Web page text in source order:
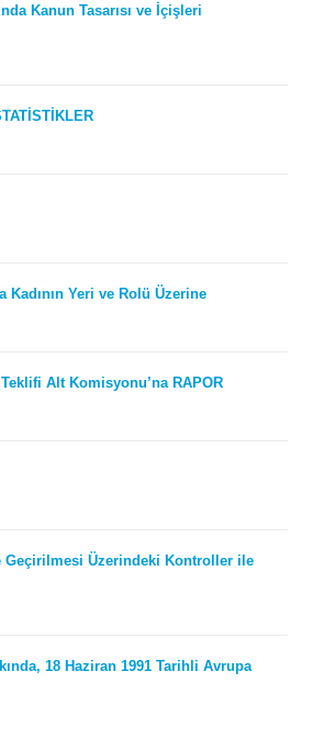
Kanun Tasarısı ve İçişleri
Yeri ve Rolü Üzerine
Alt Komisyonu’na RAPOR
Üzerindeki Kontroller ile
18 Haziran 1991 Tarihli Avrupa